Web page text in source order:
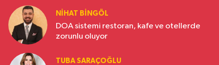
NIHAT BINGÖL
DOA sistemi restoran, kafe ve otellerde
zorunlu oluyor
TUBA SARAÇOĞLU